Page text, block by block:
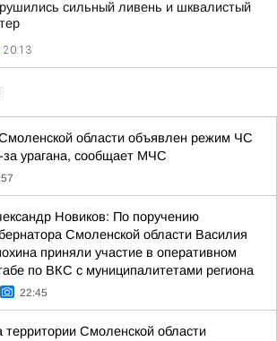
сильный ливень и шквалистый
20:13
области объявлен режим ЧС
за урагана, сообщает МЧС
Новиков: По поручению
Смоленской области Василия
приняли участие в оперативном
по ВКС с муниципалитетами региона
22:45
территории Смоленской области